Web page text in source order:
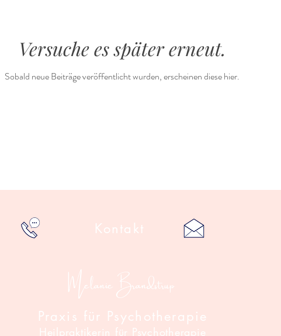
Versuche es später erneut.
Sobald neue Beiträge veröffentlicht wurden, erscheinen diese hier.
Kontakt
Melanie Brandstrup
Praxis für Psychotherapie
Heilpraktikerin für Psychotherapie